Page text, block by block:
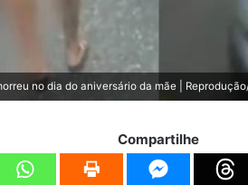
no dia do aniversário da mãe |
Compartilhe